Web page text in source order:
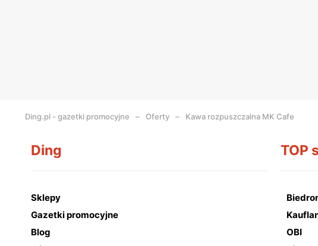
Ding.pl - gazetki promocyjne Oferty Kawa rozpuszczalna MK Cafe
Ding
Sklepy
Gazetki promocyjne
Blog
TOP
OBI